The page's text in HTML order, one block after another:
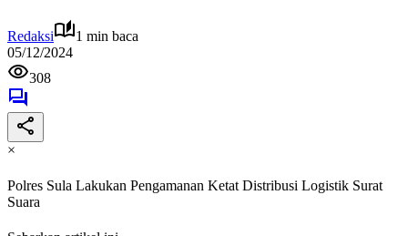
Redaksi
1 min baca
05/12/2024
308
×
Polres Sula Lakukan Pengamanan Ketat Distribusi Logistik Surat
Suara